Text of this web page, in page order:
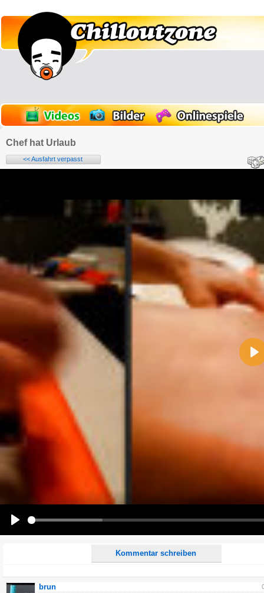
Chef hat Urlaub
<< Ausfahrt verpasst
Kommentar schreiben
E-Mail-Adresse (optional):
Alle HTML-Tags außer <br>, <strike> und <i> werden aus Deinem Kommentar entfernt.
URLs werden automatisch umgewandelt. Bitte verwende "www." oder "http://" in URLs
Ich möchte eine E-Mail, wenn auf dieser Seite weitere Kommentare erscheinen.
brun